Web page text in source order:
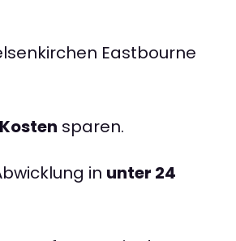
Eastbourne
sparen.
in unter 24